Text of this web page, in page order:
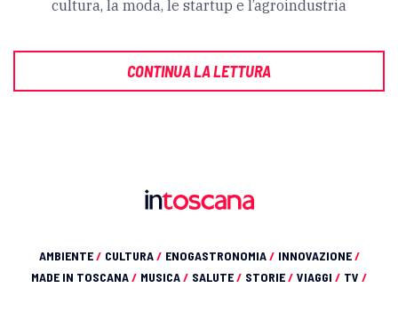
cultura, la moda, le startup e l’agroindustria
CONTINUA LA LETTURA
AMBIENTE/ CULTURA/ ENOGASTRONOMIA/ INNOVAZIONE/
MADE IN TOSCANA/ MUSICA/ SALUTE/ STORIE/ VIAGGI / TV /